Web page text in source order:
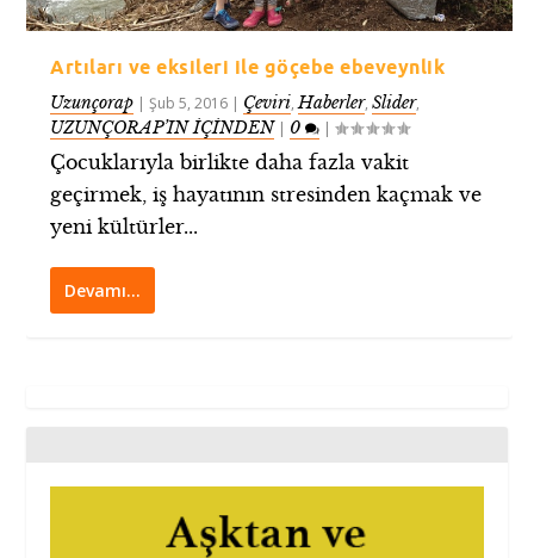
Artıları ve eksileri ile göçebe ebeveynlik
Uzunçorap |Şub 5, 2016 Çeviri,Haberler,Slider,
UZUNÇORAP’IN İÇİNDEN 0 |
Çocuklarıyla birlikte daha fazla vakit
geçirmek, iş hayatının stresinden kaçmak ve
yeni kültürler...
Devamı…